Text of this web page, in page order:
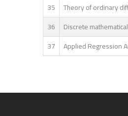
35
Theory of ordinary
36
Discrete
37
Applied Regression